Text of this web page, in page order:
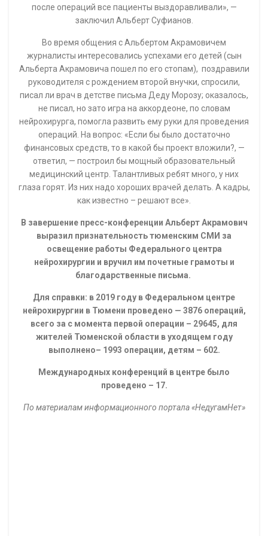
после операций все пациенты выздоравливали», —
заключил Альберт Суфианов.
Во время общения с Альбертом Акрамовичем
журналисты интересовались успехами его детей (сын
Альберта Акрамовича пошел по его стопам), поздравили
руководителя с рождением второй внучки, спросили,
писал ли врач в детстве письма Деду Морозу; оказалось,
не писал, но зато игра на аккордеоне, по словам
нейрохирурга, помогла развить ему руки для проведения
операций. На вопрос: «Если бы было достаточно
финансовых средств, то в какой бы проект вложили?, —
ответил, — построил бы мощный образовательный
медицинский центр. Талантливых ребят много, у них
глаза горят. Из них надо хороших врачей делать. А кадры,
как известно – решают все».
В завершение пресс-конференции Альберт Акрамович
выразил признательность тюменским СМИ за
освещение работы Федерального центра
нейрохирургии и вручил им почетные грамоты и
благодарственные письма.
Для справки: в 2019 году в Федеральном центре
нейрохирургии в Тюмени проведено — 3876 операций,
всего за с момента первой операции – 29645, для
жителей Тюменской области в уходящем году
выполнено– 1993 операции, детям – 602.
Международных конференций в центре было
проведено – 17.
По материалам информационного портала «НедугамНет»